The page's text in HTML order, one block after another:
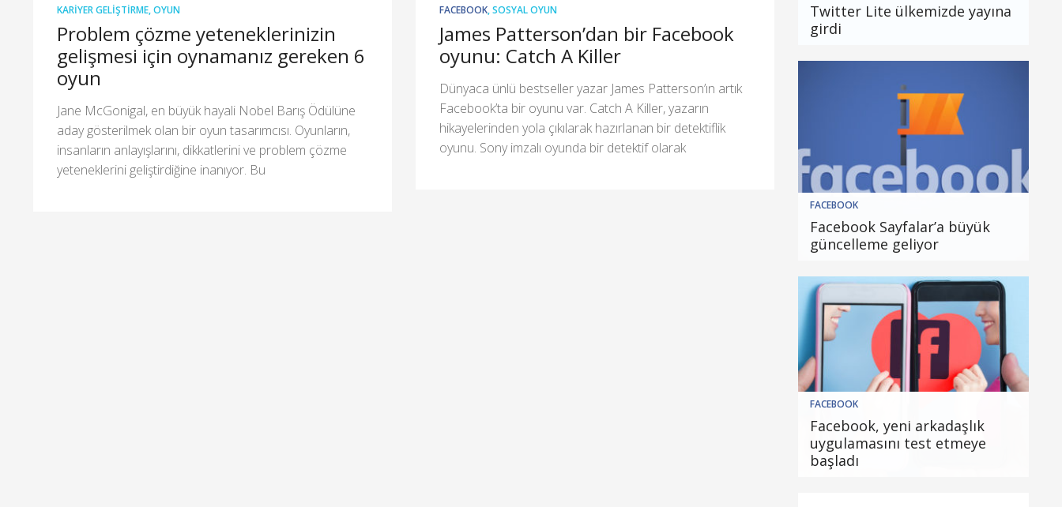
KARIYER GELIŞTIRME,OYUN
Problem çözme yeteneklerinizin
gelişmesi için oynamanız gereken 6
oyun
Jane McGonigal, en büyük hayali Nobel Barış Ödülüne
aday gösterilmek olan bir oyun tasarımcısı. Oyunların,
insanların anlayışlarını, dikkatlerini ve problem çözme
yeteneklerini geliştirdiğine inanıyor. Bu
FACEBOOK,SOSYAL OYUN
James Patterson’dan bir Facebook
oyunu: Catch A Killer
Dünyaca ünlü bestseller yazar James Patterson’ın artık
Facebook’ta bir oyunu var. Catch A Killer, yazarın
hikayelerinden yola çıkılarak hazırlanan bir detektiflik
oyunu. Sony imzalı oyunda bir detektif olarak
Twitter Lite ülkemizde yayına
girdi
FACEBOOK
Facebook Sayfalar’a büyük
güncelleme geliyor
FACEBOOK
Facebook, yeni arkadaşlık
uygulamasını test etmeye
başladı